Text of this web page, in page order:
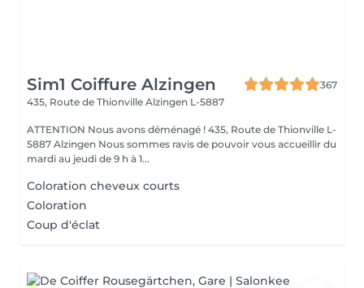
Sim1 Coiffure Alzingen
367
435, Route de Thionville Alzingen L-5887
ATTENTION Nous avons déménagé ! 435, Route de Thionville L-
5887 Alzingen Nous sommes ravis de pouvoir vous accueillir du
mardi au jeudi de 9 h à 1...
Coloration cheveux courts
Coloration
Coup d'éclat